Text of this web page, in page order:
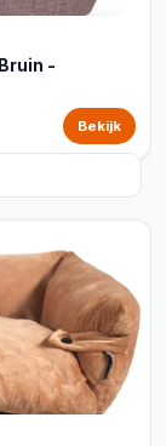
-
Bekijk